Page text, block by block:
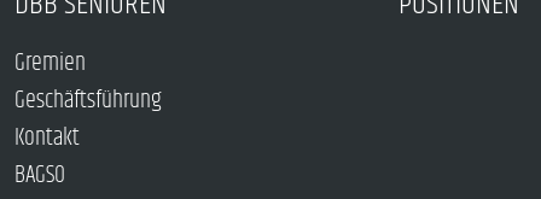
Gremien
Geschäftsführung
Kontakt
BAGSO